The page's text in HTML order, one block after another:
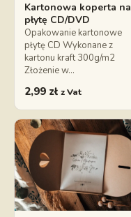
Kartonowa koperta na
płytę CD/DVD
Opakowanie kartonowe
płytę CD Wykonane z
kartonu kraft 300g/m2
Złożenie w…
2,99 zł z Vat